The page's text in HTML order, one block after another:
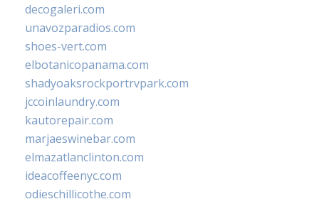
decogaleri.com
unavozparadios.com
shoes-vert.com
elbotanicopanama.com
shadyoaksrockportrvpark.com
jccoinlaundry.com
kautorepair.com
marjaeswinebar.com
elmazatlanclinton.com
ideacoffeenyc.com
odieschillicothe.com